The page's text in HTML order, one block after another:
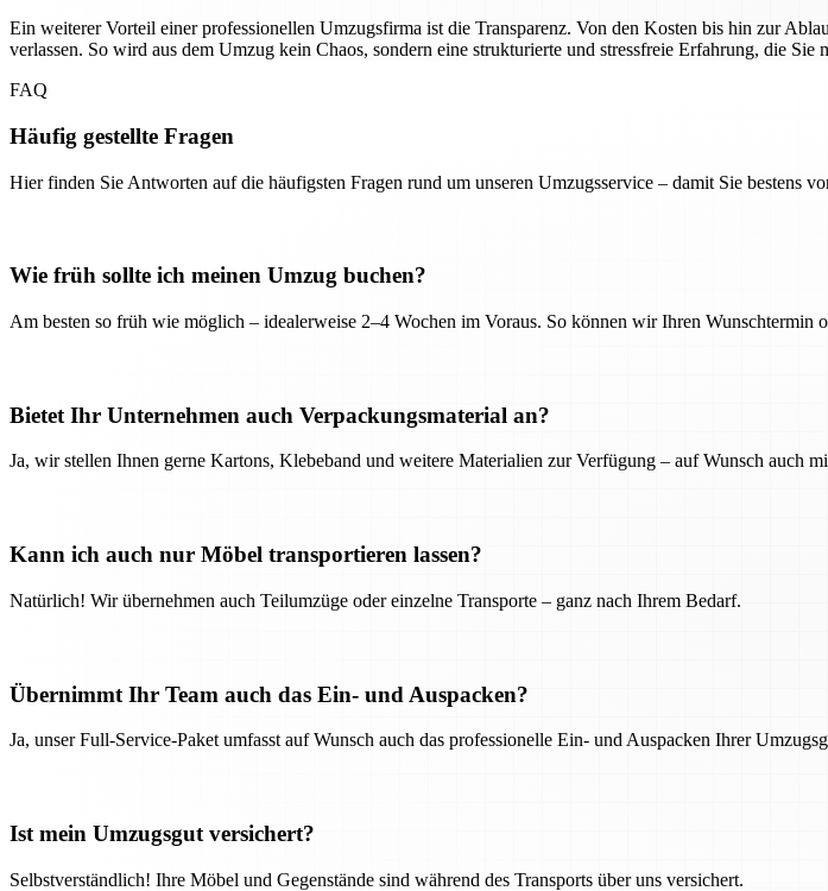
Ein weiterer Vorteil einer professionellen Umzugsfirma ist die Transparenz. Von den Kosten bis hin zur
verlassen. So wird aus dem Umzug kein Chaos, sondern eine strukturierte und stressfreie Erfahrung, die Sie
FAQ
Häufig gestellte Fragen
Hier finden Sie Antworten auf die häufigsten Fragen rund um unseren Umzugsservice – damit Sie bestens
Wie früh sollte ich meinen Umzug buchen?
Am besten so früh wie möglich – idealerweise 2–4 Wochen im Voraus. So können wir Ihren Wunschtermin
Bietet Ihr Unternehmen auch Verpackungsmaterial an?
Ja, wir stellen Ihnen gerne Kartons, Klebeband und weitere Materialien zur Verfügung – auf Wunsch auch
Kann ich auch nur Möbel transportieren lassen?
Natürlich! Wir übernehmen auch Teilumzüge oder einzelne Transporte – ganz nach Ihrem Bedarf.
Übernimmt Ihr Team auch das Ein- und Auspacken?
Ja, unser Full-Service-Paket umfasst auf Wunsch auch das professionelle Ein- und Auspacken Ihrer
Ist mein Umzugsgut versichert?
Selbstverständlich! Ihre Möbel und Gegenstände sind während des Transports über uns versichert.